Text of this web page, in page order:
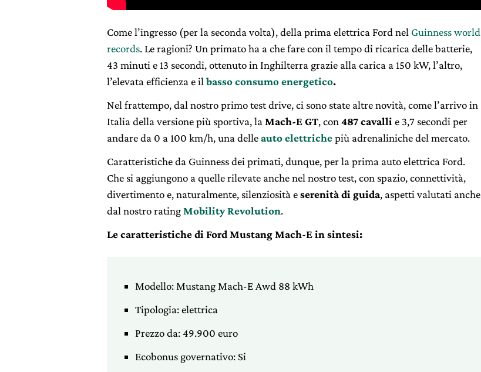
Come l’ingresso (per la seconda volta), della prima elettrica Ford nel Guinness world
records. Le ragioni? Un primato ha a che fare con il tempo di ricarica delle batterie,
43 minuti e 13 secondi, ottenuto in Inghilterra grazie alla carica a 150 kW, l’altro,
l’elevata efficienza e ilbasso consumo energetico.
Nel frattempo, dal nostro primo test drive, ci sono state altre novità, come l’arrivo in
Italia della versione più sportiva, la Mach-E GT, con 487 cavalli e 3,7 secondi per
andare da 0 a 100 km/h, una delleauto elettrichepiù adrenaliniche del mercato.
Caratteristiche da Guinness dei primati, dunque, per la prima auto elettrica Ford.
Che si aggiungono a quelle rilevate anche nel nostro test, con spazio, connettività,
divertimento e, naturalmente, silenziosità eserenità di guida, aspetti valutati anche
dal nostro ratingMobility Revolution.
Le caratteristiche di Ford Mustang Mach-E in sintesi:
Modello: Mustang Mach-E Awd 88 kWh
Tipologia: elettrica
Prezzo da: 49.900 euro
Ecobonus governativo: Si